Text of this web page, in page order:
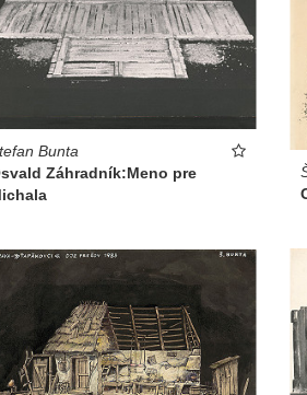
Bunta
Záhradník:Meno pre